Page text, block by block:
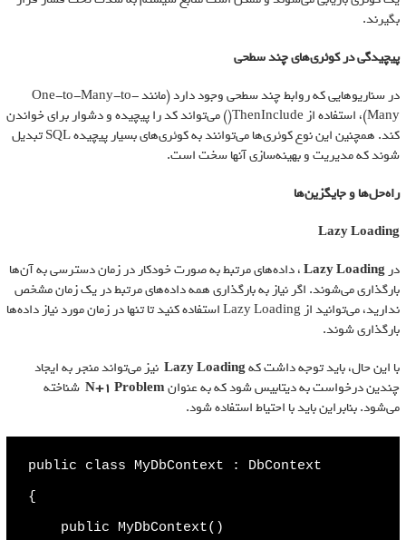
بگیرند.
پیچیدگی در کوئری‌های چند سطحی
در سناریوهایی که روابط چند سطحی وجود دارد (مانند One-to-Many-to-
Many)، استفاده از ThenInclude() می‌تواند کد را پیچیده و دشوار برای خواندن
کند. همچنین این نوع کوئری‌ها می‌توانند به کوئری‌های بسیار پیچیده SQL تبدیل
شوند که مدیریت و بهینه‌سازی آنها سخت است.
راه‌حل‌ها و جایگزین‌ها
Lazy Loading
درLazy Loading، داده‌های مرتبط به صورت خودکار در زمان دسترسی به آن‌ها
بارگذاری می‌شوند. اگر نیاز به بارگذاری همه داده‌های مرتبط در یک زمان مشخص
ندارید، می‌توانید از Lazy Loading استفاده کنید تا تنها در زمان مورد نیاز داده‌ها
بارگذاری شوند.
با این حال، باید توجه داشت کهLazy Loadingنیز می‌تواند منجر به ایجاد
چندین درخواست به دیتابیس شود که به عنوانN+1 Problemشناخته
می‌شود. بنابراین باید با احتیاط استفاده شود.
public class MyDbContext : DbContext
{
public MyDbContext()